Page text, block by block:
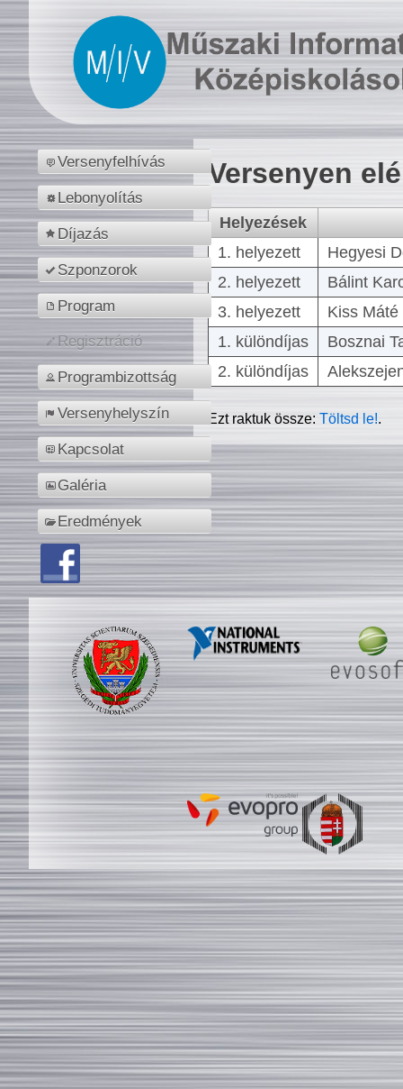
Versenyfelhívás
Lebonyolítás
Díjazás
Szponzorok
Program
Regisztráció
Programbizottság
Versenyhelyszín
Kapcsolat
Galéria
Eredmények
Versenyen
Helyezések
1. helyezett
Hegyesi
2. helyezett
Bálint
3. helyezett
Kiss
1. különdíjas
Bosznai
2. különdíjas
Ezt raktuk össze:Töltsd le!.